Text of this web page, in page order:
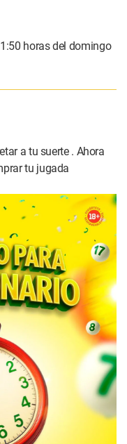
horas del domingo
a tu suerte . Ahora
tu jugada